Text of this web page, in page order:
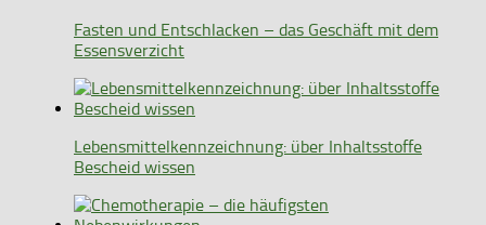
Fasten und Entschlacken – das Geschäft mit dem
Essensverzicht
Lebensmittelkennzeichnung: über Inhaltsstoffe
Bescheid wissen